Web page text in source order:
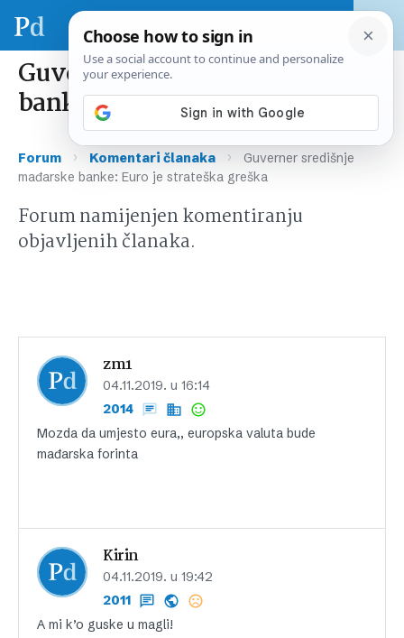
Guverner središnje mađarske
banke: Euro je strateška greška
Forum › Komentari članaka ›
Guverner središnje
mađarske banke: Euro je strateška greška
Forum namijenjen komentiranju
objavljenih članaka.
zm1
04.11.2019. u 16:14
2014
Mozda da umjesto eura,, europska valuta bude
mađarska forinta
Kirin
04.11.2019. u 19:42
2011
A mi k’o guske u magli!